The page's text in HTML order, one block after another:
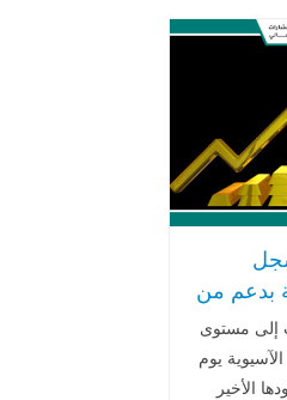
بدعم من
في
إلى مستوى
يوم
الأخير